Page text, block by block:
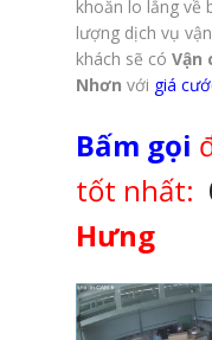
khoăn lo lắng về
lượng dịch vụ
khách sẽ có Vận
Nhơn với giá
Bấm gọi
tốt nhất:
Hưng